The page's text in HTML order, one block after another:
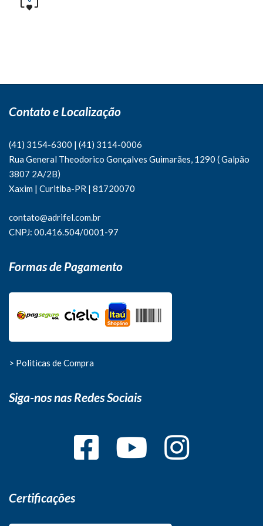
Contato e Localização
(41) 3154-6300 | (41) 3114-0006
Rua General Theodorico Gonçalves Guimarães, 1290 ( Galpão
3807 2A/2B)
Xaxim | Curitiba-PR | 81720070
contato@adrifel.com.br
CNPJ: 00.416.504/0001-97
Formas de Pagamento
> Politicas de Compra
Siga-nos nas Redes Sociais
Certificações